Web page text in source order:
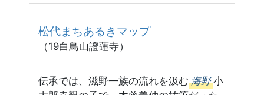
松代まちあるきマップ
（19白鳥山證蓮寺）
伝承では、滋野一族の流れを汲む 海野 小